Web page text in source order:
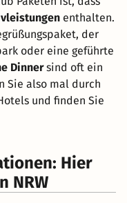
enthalten.
der
oder eine geführte
Dinnersind oft ein
Sie also mal durch
und finden Sie
Hier
NRW